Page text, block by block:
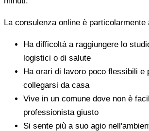
La consulenza online è particolarmente
Ha difficoltà a raggiungere lo
logistici o di salute
Ha orari di lavoro poco flessibili e
collegarsi da casa
Vive in un comune dove non è
professionista giusto
Si sente più a suo agio